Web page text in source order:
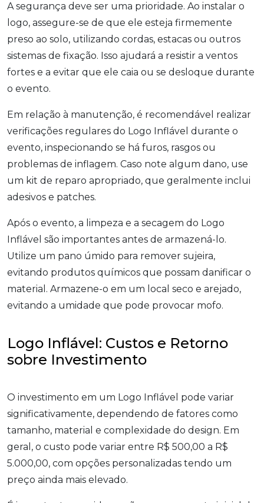
A segurança deve ser uma prioridade. Ao instalar o
logo, assegure-se de que ele esteja firmemente
preso ao solo, utilizando cordas, estacas ou outros
sistemas de fixação. Isso ajudará a resistir a ventos
fortes e a evitar que ele caia ou se desloque durante
o evento.
Em relação à manutenção, é recomendável realizar
verificações regulares do Logo Inflável durante o
evento, inspecionando se há furos, rasgos ou
problemas de inflagem. Caso note algum dano, use
um kit de reparo apropriado, que geralmente inclui
adesivos e patches.
Após o evento, a limpeza e a secagem do Logo
Inflável são importantes antes de armazená-lo.
Utilize um pano úmido para remover sujeira,
evitando produtos químicos que possam danificar o
material. Armazene-o em um local seco e arejado,
evitando a umidade que pode provocar mofo.
Logo Inflável: Custos e Retorno
sobre Investimento
O investimento em um Logo Inflável pode variar
significativamente, dependendo de fatores como
tamanho, material e complexidade do design. Em
geral, o custo pode variar entre R$ 500,00 a R$
5.000,00, com opções personalizadas tendo um
preço ainda mais elevado.